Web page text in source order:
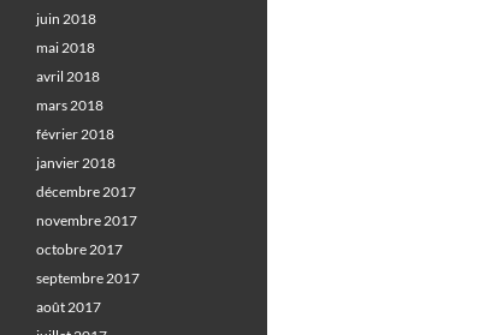
juin 2018
mai 2018
avril 2018
mars 2018
février 2018
janvier 2018
décembre 2017
novembre 2017
octobre 2017
septembre 2017
août 2017